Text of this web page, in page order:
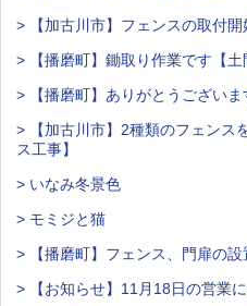
> 【加古川市】フェンスの取付開
> 【播磨町】鋤取り作業です【土
> 【播磨町】ありがとうございま
> 【加古川市】2種類のフェンス
ス工事】
> いなみ冬景色
> モミジと猫
> 【播磨町】フェンス、門扉の
> 【お知らせ】11月18日の営業